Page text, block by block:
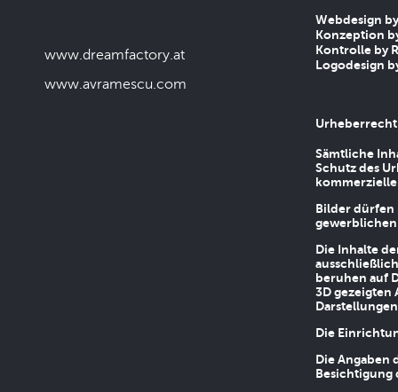
www.dreamfactory.at
www.avramescu.com
Webdesign
Konzeption
Kontrolle by
Logodesign
Urheberrecht
Sämtliche
Schutz des
Bilder dürfen
Die Inhalte
beruhen auf
3D gezeigten
Die
Die
Besichtigung